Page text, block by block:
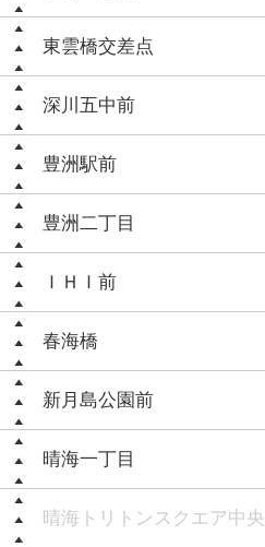
東雲橋交差点
深川五中前
豊洲駅前
豊洲二丁目
ＩＨＩ前
春海橋
新月島公園前
晴海一丁目
晴海トリトンスクエア中央